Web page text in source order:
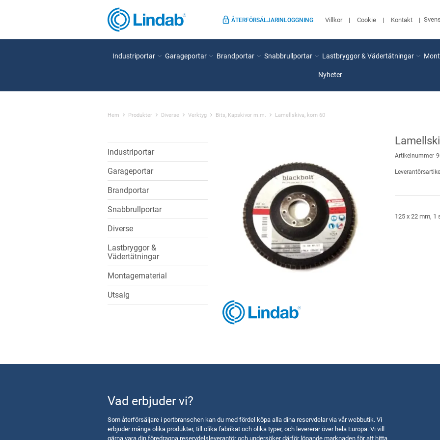
ÅTERFÖRSÄLJARINLOGGNING Villkor Cookie Kontakt
Industriportar Garageportar Brandportar Snabbrullportar Lastbryggor & Vädertätningar
Nyheter
Hem Produkter Diverse Verktyg Bits, Kapskivor m.m. Lamellskiva, korn 60
Industriportar
Garageportar
Brandportar
Snabbrullportar
Diverse
Lastbryggor &
Vädertätningar
Montagematerial
Utsalg
Artikelnummer
125 x 22 mm, 1
Vad erbjuder vi?
Som återförsäljare i portbranschen kan du med fördel köpa alla dina reservdelar via vår webbutik. Vi
erbjuder många olika produkter, till olika fabrikat och olika typer, och levererar över hela Europa. Vi vill
gärna vara din föredragna reservdelsleverantör och undersöker därför löpande marknaden för att hitta